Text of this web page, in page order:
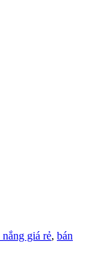
giá rẻ, bán